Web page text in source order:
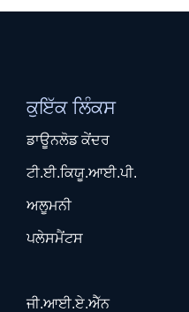
ਕੁਇੱਕ ਲਿੰਕਸ
ਡਾਊਨਲੋਡ ਕੇਂਦਰ
ਟੀ.ਈ.ਕਿਯੂ.ਆਈ.ਪੀ.
ਅਲੂਮਨੀ
ਪਲੇਸਮੈਂਟਸ
ਜੀ.ਆਈ.ਏ.ਐੱਨ